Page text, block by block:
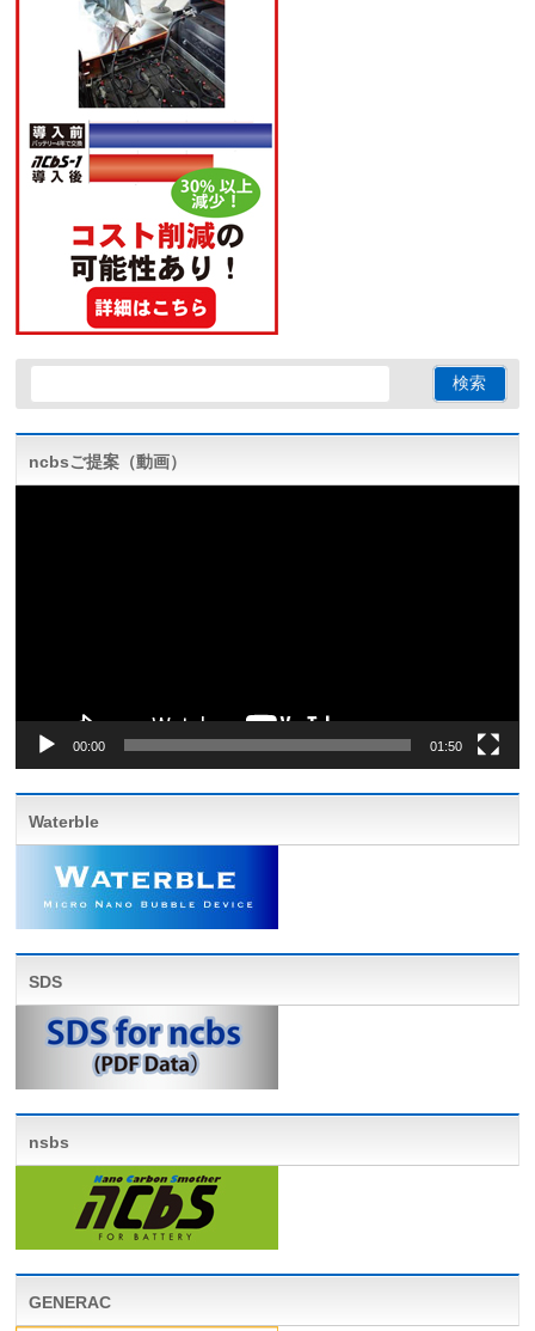
ncbsご提案（動画）
00:00 01:50
Waterble
SDS
nsbs
GENERAC